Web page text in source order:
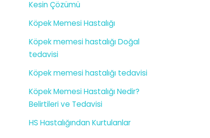
Kesin Çözümü
Köpek Memesi Hastalığı
Köpek memesi hastalığı Doğal
tedavisi
Köpek memesi hastalığı tedavisi
Köpek Memesi Hastalığı Nedir?
Belirtileri ve Tedavisi
HS Hastalığından Kurtulanlar